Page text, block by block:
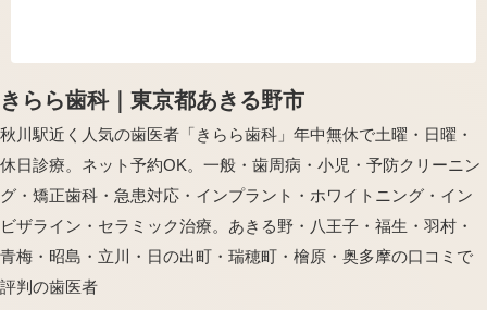
きらら歯科｜東京都あきる野市
秋川駅近く人気の歯医者「きらら歯科」年中無休で土曜・日曜・
休日診療。ネット予約OK。一般・歯周病・小児・予防クリーニン
グ・矯正歯科・急患対応・インプラント・ホワイトニング・イン
ビザライン・セラミック治療。あきる野・八王子・福生・羽村・
青梅・昭島・立川・日の出町・瑞穂町・檜原・奥多摩の口コミで
評判の歯医者